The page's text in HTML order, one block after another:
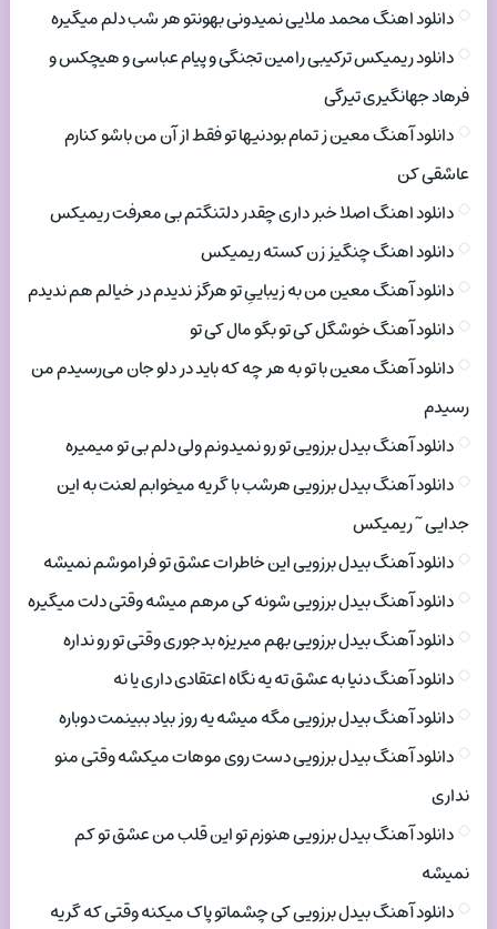
دانلود اهنگ محمد ملایی نمیدونی بهونتو هر شب دلم میگیره
دانلود ریمیکس ترکیبی رامین تجنگی و پیام عباسی و هیچکس و
فرهاد جهانگیری تیرگی
دانلود آهنگ معین ز تمام بودنیها تو فقط از آن من باشو کنارم
عاشقی کن
دانلود اهنگ اصلا خبر داری چقدر دلتنگتم بی معرفت ریمیکس
دانلود اهنگ چنگیز زن کسته ریمیکس
دانلود آهنگ معین من به زیباییِ تو هرگز ندیدم در خیالم هم ندیدم
دانلود آهنگ خوشگل کی تو بگو مال کی تو
دانلود آهنگ معین با تو به هر چه که باید در دلو جان می‌رسیدم من
رسیدم
دانلود آهنگ بیدل برزویی تو رو نمیدونم ولی دلم بی تو میمیره
دانلود آهنگ بیدل برزویی هرشب با گریه میخوابم لعنت به این
جدایی ~ ریمیکس
دانلود آهنگ بیدل برزویی این خاطرات عشق تو فراموشم نمیشه
دانلود آهنگ بیدل برزویی شونه کی مرهم میشه وقتی دلت میگیره
دانلود آهنگ بیدل برزویی بهم میریزه بدجوری وقتی تو رو نداره
دانلود آهنگ دنیا به عشق ته یه نگاه اعتقادی داری یا نه
دانلود آهنگ بیدل برزویی مگه میشه یه روز بیاد ببینمت دوباره
دانلود آهنگ بیدل برزویی دست روی موهات میکشه وقتی منو
نداری
دانلود آهنگ بیدل برزویی هنوزم تو این قلب من عشق تو کم
نمیشه
دانلود آهنگ بیدل برزویی کی چشماتو پاک میکنه وقتی که گریه